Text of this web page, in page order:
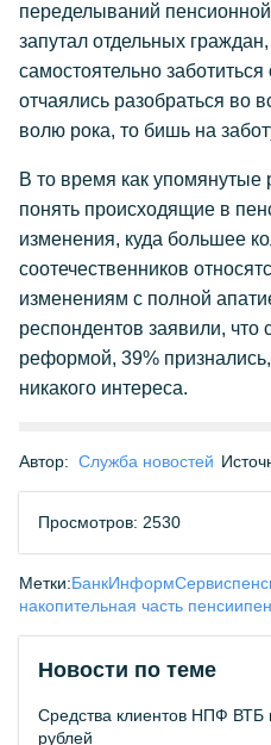
переделываний
запутал отдельных
самостоятельно
отчаялись разобраться во
волю рока, то бишь на
В то время как упомянутые
понять происходящие в
изменения, куда большее
соотечественников
изменениям с полной
респондентов заявили, что
реформой, 39%
никакого интереса.
Автор: Служба новостей
Просмотров: 2530
Метки:БанкИнформСервис
накопительная часть пенсии
Новости по теме
Средства клиентов НПФ ВТБ
рублей